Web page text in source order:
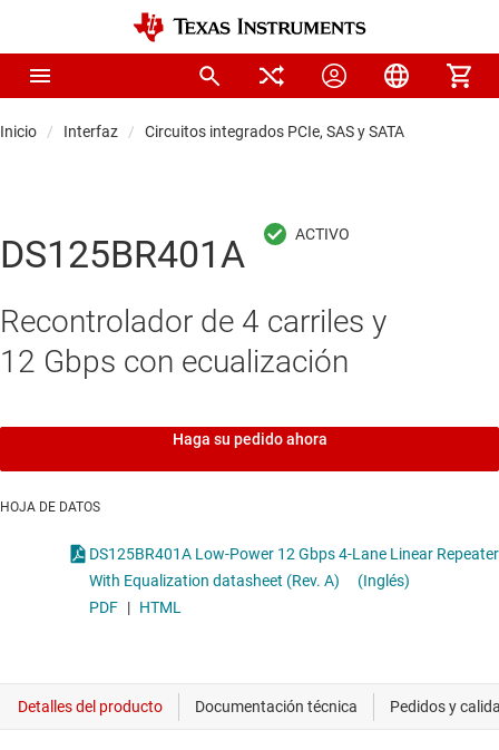
Inicio Interfaz Circuitos integrados PCIe, SAS y SATA
DS125BR401A
Recontrolador de 4 carriles y
12 Gbps con ecualización
Haga su pedido ahora
HOJA DE DATOS
DS125BR401A Low-Power 12 Gbps 4-Lane Linear Repeater
With Equalization datasheet (Rev. A)
(Inglés)
PDF | HTML